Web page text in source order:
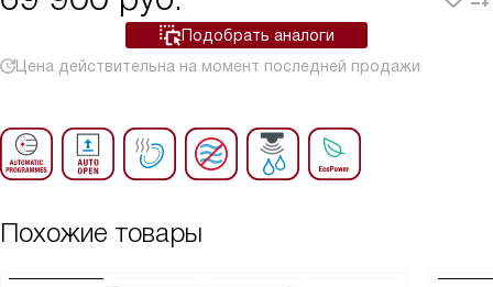
Подобрать аналоги
Цена действительна на момент последней продажи
Похожие товары